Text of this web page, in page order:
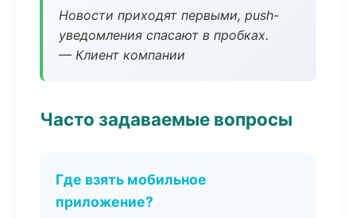
Новости приходят первыми, push-
уведомления спасают в пробках.
— Клиент компании
Часто задаваемые вопросы
Где взять мобильное
приложение?